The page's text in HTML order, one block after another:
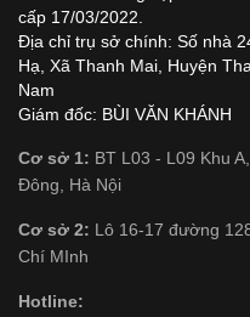
cấp 17/03/2022.
Địa chỉ trụ sở chính: Số nhà
Hạ, Xã Thanh Mai, Huyện
Nam
Giám đốc: BÙI VĂN KHÁNH
Cơ sở 1: BT L03 - L09 Khu
Đông, Hà Nội
Cơ sở 2: Lô 16-17 đường
Chí MInh
Hotline: